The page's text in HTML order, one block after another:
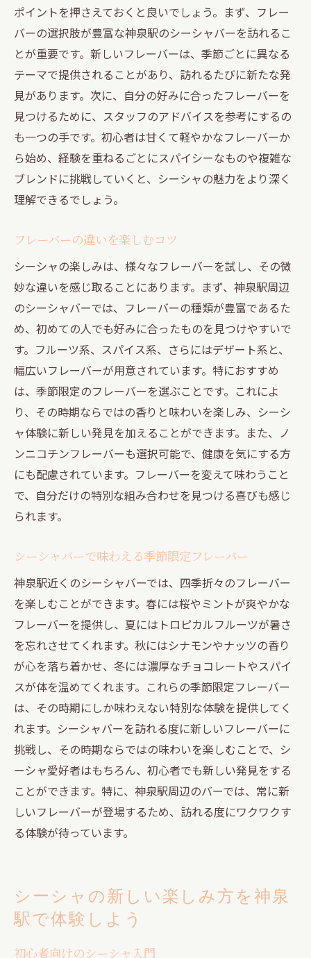
ポイントを押さえておくと良いでしょう。まず、フレー
バーの選択肢が豊富な神泉駅のシーシャバーを訪れるこ
とが重要です。新しいフレーバーは、季節ごとに異なる
テーマで提供されることがあり、訪れるたびに新たな発
見があります。次に、自分の好みに合ったフレーバーを
見つけるために、スタッフのアドバイスを参考にするの
も一つの手です。初心者は甘くて軽やかなフレーバーか
ら始め、経験を重ねるごとにスパイシーなものや複雑な
ブレンドに挑戦していくと、シーシャの魅力をより深く
理解できるでしょう。
フレーバーの違いを楽しむコツ
シーシャの楽しみは、様々なフレーバーを試し、その微
妙な違いを感じ取ることにあります。まず、神泉駅周辺
のシーシャバーでは、フレーバーの種類が豊富であるた
め、初めての人でも好みに合ったものを見つけやすいで
す。フルーツ系、スパイス系、さらにはデザート系と、
幅広いフレーバーが用意されています。特におすすめ
は、季節限定のフレーバーを選ぶことです。これによ
り、その時期ならではの香りと味わいを楽しみ、シーシ
ャ体験に新しい発見を加えることができます。また、ノ
ンニコチンフレーバーも選択可能で、健康を気にする方
にも配慮されています。フレーバーを変えて味わうこと
で、自分だけの特別な組み合わせを見つける喜びも感じ
られます。
シーシャバーで味わえる季節限定フレーバー
神泉駅近くのシーシャバーでは、四季折々のフレーバー
を楽しむことができます。春には桜やミントが爽やかな
フレーバーを提供し、夏にはトロピカルフルーツが暑さ
を忘れさせてくれます。秋にはシナモンやナッツの香り
が心を落ち着かせ、冬には濃厚なチョコレートやスパイ
スが体を温めてくれます。これらの季節限定フレーバー
は、その時期にしか味わえない特別な体験を提供してく
れます。シーシャバーを訪れる度に新しいフレーバーに
挑戦し、その時期ならではの味わいを楽しむことで、シ
ーシャ愛好者はもちろん、初心者でも新しい発見をする
ことができます。特に、神泉駅周辺のバーでは、常に新
しいフレーバーが登場するため、訪れる度にワクワクす
る体験が待っています。
シーシャの新しい楽しみ方を神泉
駅で体験しよう
初心者向けのシーシャ入門